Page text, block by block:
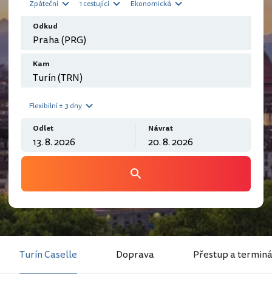
Zpáteční 1 cestující Ekonomická
Odkud
Kam
Flexibilní ± 3 dny
Odlet Návrat
Turín Caselle Doprava Přestup a